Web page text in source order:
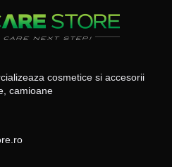
cosmetice si accesorii
camioane